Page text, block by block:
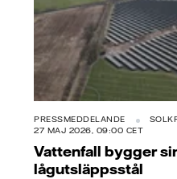
PRESSMEDDELANDE
27 MAJ 2026, 09:00 CET
Vattenfall bygger
lågutsläppsstål